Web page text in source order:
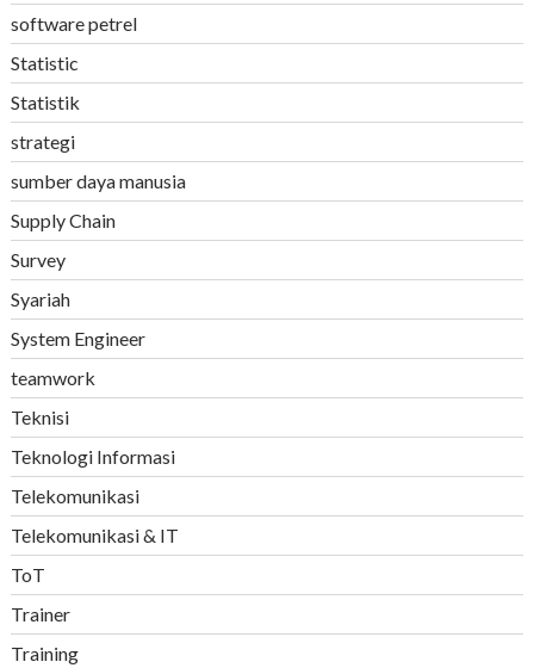
software petrel
Statistic
Statistik
strategi
sumber daya manusia
Supply Chain
Survey
Syariah
System Engineer
teamwork
Teknisi
Teknologi Informasi
Telekomunikasi
Telekomunikasi & IT
ToT
Trainer
Training